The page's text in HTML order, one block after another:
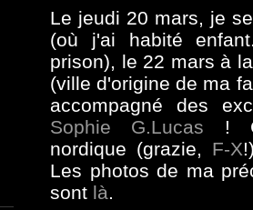
Le jeudi 20 mars, je
(où j'ai habité
prison), le 22 mars à
(ville d'origine de ma
accompagné des
Sophie G.Lucas !
nordique (grazie, F-X
Les photos de ma
sont là.